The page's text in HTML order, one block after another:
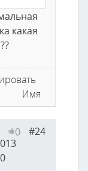
какая
Имя
#24
0